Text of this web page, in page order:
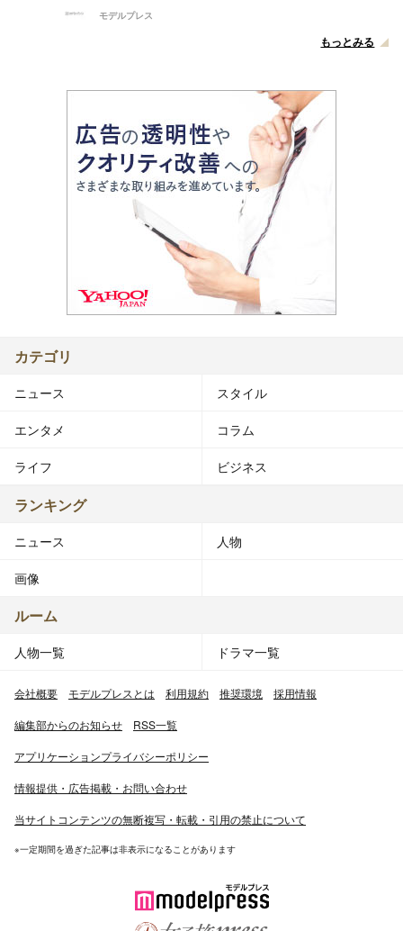
モデルプレス
もっとみる
カテゴリ
ニュース スタイル
エンタメ コラム
ライフ ビジネス
ランキング
ニュース 人物
画像
ルーム
人物一覧 ドラマ一覧
会社概要 モデルプレスとは 利用規約 推奨環境 採用情報
編集部からのお知らせ RSS一覧
アプリケーションプライバシーポリシー
情報提供・広告掲載・お問い合わせ
当サイトコンテンツの無断複写・転載・引用の禁止について
※一定期間を過ぎた記事は非表示になることがあります